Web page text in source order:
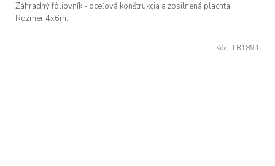
Záhradný fóliovník - oceľová konštrukcia a zosilnená plachta.
Rozmer 4x6m.
Kód: TB1891